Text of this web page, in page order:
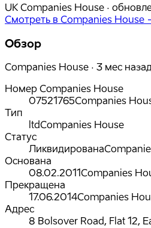
UK Companies House ·
Смотреть в Companies House
Обзор
Companies House · 3 мес
Номер Companies House
07521765Companies
Тип
ltdCompanies House
Статус
Ликвидирована
Основана
08.02.2011Companies
Прекращена
17.06.2014Companies
Адрес
8 Bolsover Road, Flat 12,